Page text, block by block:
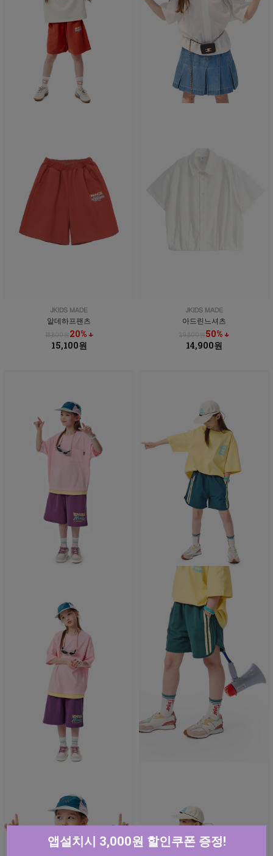
알데하프팬츠
18,800원20% ↓
15,100원
아드린느셔츠
29,800원50% ↓
14,900원
앱설치시 3,000원 할인쿠폰 증정!